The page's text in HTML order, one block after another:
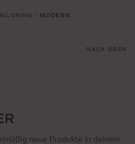
MODERN
NACH OBEN
neue Produkte in deinem